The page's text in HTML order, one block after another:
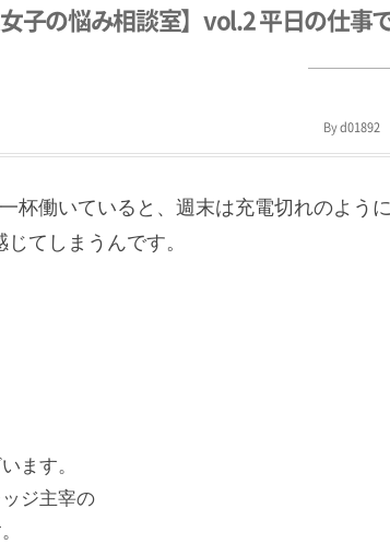
女子の悩み相談室】vol.2 平日の仕
Byd01892
杯働いていると、週末は充電切れのよう
てしまうんです。
ます。
ジ主宰の